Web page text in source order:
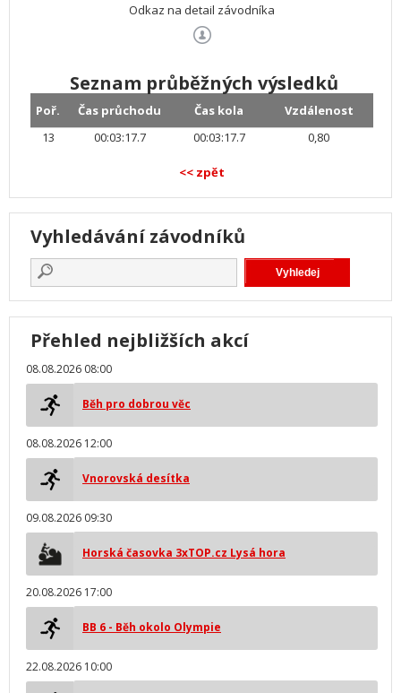
Odkaz na detail závodníka
Seznam průběžných výsledků
Poř. Čas průchodu Čas kola
Vzdálenost
13
00:03:17.7 00:03:17.7 0,80
<< zpět
Vyhledávání závodníků
Přehled nejbližších akcí
08.08.2026 08:00
Běh pro dobrou věc
08.08.2026 12:00
Vnorovská desítka
09.08.2026 09:30
Horská časovka 3xTOP.cz Lysá hora
20.08.2026 17:00
BB 6 - Běh okolo Olympie
22.08.2026 10:00